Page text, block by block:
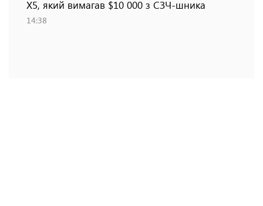
Х5, який вимагав $10 000 з СЗЧ-шника
14:38